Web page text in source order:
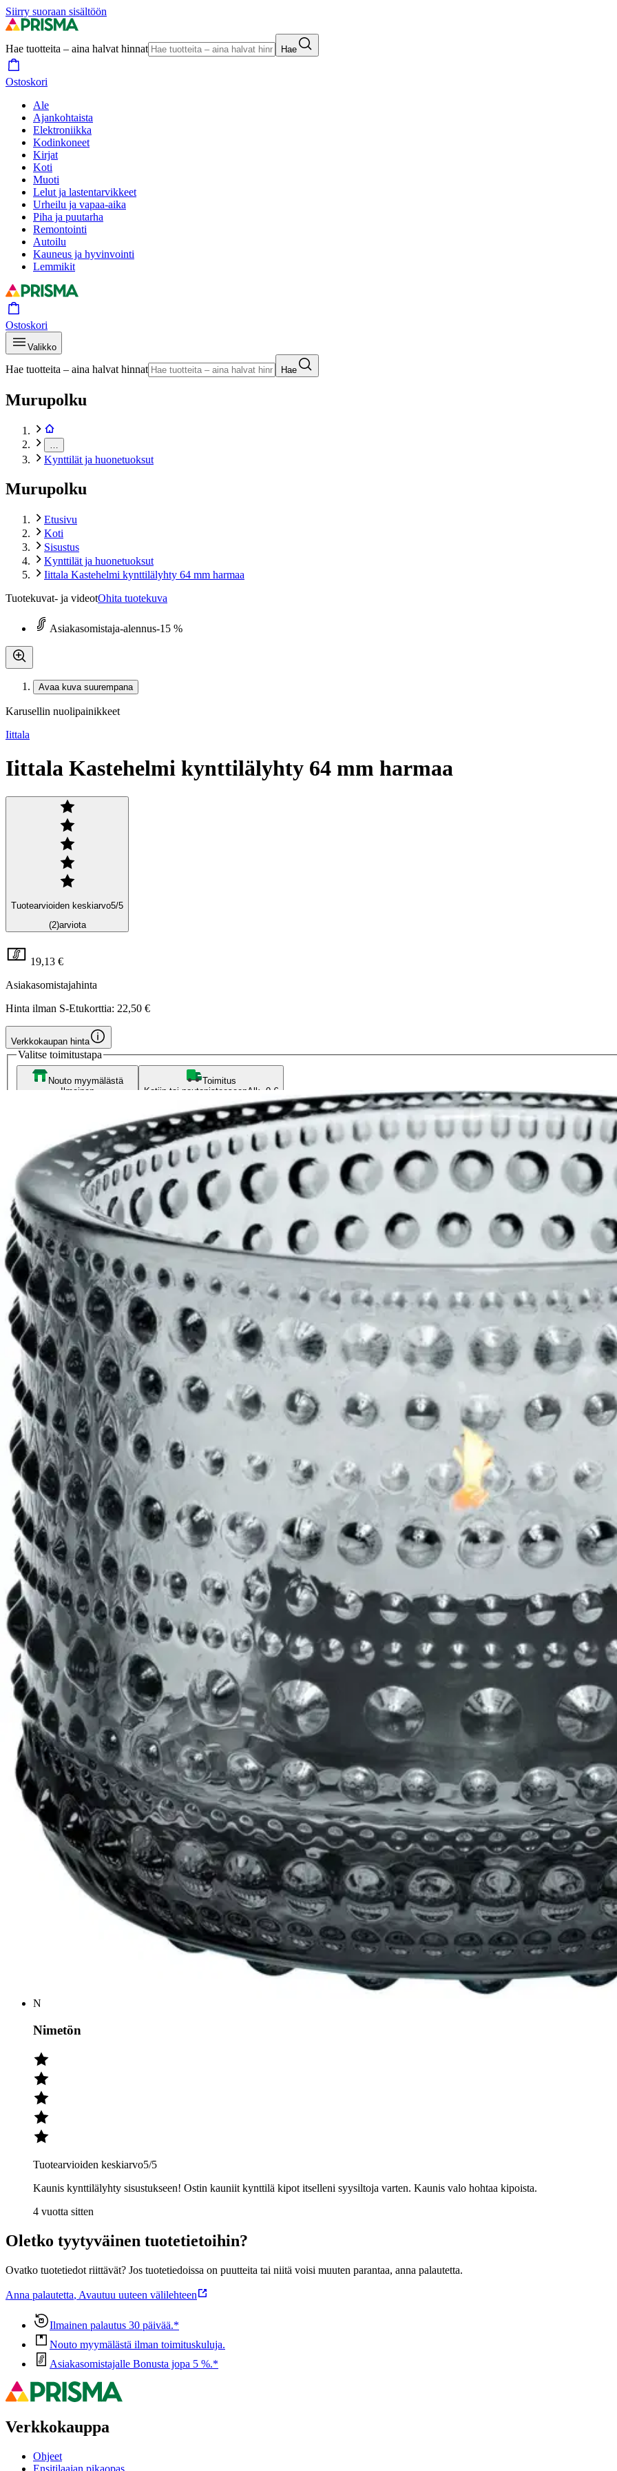
Siirry suoraan sisältöön
Hae tuotteita – aina halvat hinnat Hae
Ostoskori
Ale
Ajankohtaista
Elektroniikka
Kodinkoneet
Kirjat
Koti
Muoti
Lelut ja lastentarvikkeet
Urheilu ja vapaa-aika
Piha ja puutarha
Remontointi
Autoilu
Kauneus ja hyvinvointi
Lemmikit
Ostoskori
Valikko
Hae tuotteita – aina halvat hinnat Hae
Murupolku
Kynttilät ja huonetuoksut
Murupolku
Etusivu
Koti
Sisustus
Kynttilät ja huonetuoksut
Iittala Kastehelmi kynttilälyhty 64 mm harmaa
Tuotekuvat- ja videotOhita tuotekuva
Asiakasomistaja-alennus-15 %
Avaa kuva suurempana
Karusellin nuolipainikkeet
Iittala
Iittala Kastehelmi kynttilälyhty 64 mm harmaa
Tuotearvioiden keskiarvo5/5
(2)arviota
19,13 €
Asiakasomistajahinta
Hinta ilman S-Etukorttia: 22,50 €
Verkkokaupan hinta
Valitse toimitustapa
Nouto myymälästä
Ilmainen
Toimitus
Kotiin tai noutopisteeseen Alk. 0 €
Ilmainen toimitus yli 100 €:n tilauksille Postin pakettiautomaattiin tai
Etu ei koske Suuri‑lisäpalvelulla toimitettavia tuotteita.
Tarkista myymäläsaatavuus
Tuotekuvaus
Muotoilija Oiva Toikan Kastehelmi-sarjassa on innovatiivinen pisarakoristeluun perustuva pintarakenne. Kauniisti valoa heijastavat
Kastehelmi-kynttilälyhdyn pehmeä valo luo huoneeseen lämmintä tunnelmaa. Kaunis yksin tai eriväristen kynttilälyhtyjen ryhmässä. Idea
halusi peittää puristelasiin väistämättä jäävät saumakohdat.Näin kehittyi kokonaan uusi pintastruktuuri, joka korosti lasin elävyyttä ja valon
suosituimmat osat palasivat valikoimiin vuonna 2010. Rakastettuun Iittalan Kastehelmi-sarjaan kuuluu erikokoisia käytännöllisiä, toimivia ja
Näytä lisää tuotekuvausta
Ominaisuudet
Arviot
Tuotearvioiden keskiarvo 5/5
(2)arviota
Julkaisemme tuotearvioita vain varmistetuista ostoksista. Niitä voivat kirjoittaa asiakkaat, jotka ovat käyttäneet S-Etukorttia myymälässä tai
N
Nimetön
Tuotearvioiden keskiarvo5/5
Kestävää laatua. Ostin lyhdyt amerikkalaiselle ystävälleni kun tiedän että hän osaa arvostaa suomalaisia tuotteita
N
Nimetön
Tuotearvioiden keskiarvo5/5
Kaunis kynttilälyhty sisustukseen! Ostin kauniit kynttilä kipot itselleni syysiltoja varten. Kaunis valo hohtaa kipoista.
4 vuotta sitten
Oletko tyytyväinen tuotetietoihin?
Ovatko tuotetiedot riittävät? Jos tuotetiedoissa on puutteita tai niitä voisi muuten parantaa, anna palautetta.
Anna palautetta, Avautuu uuteen välilehteen
Ilmainen palautus 30 päivää.*
Nouto myymälästä ilman toimituskuluja.
Asiakasomistajalle Bonusta jopa 5 %.*
Verkkokauppa
Ohjeet